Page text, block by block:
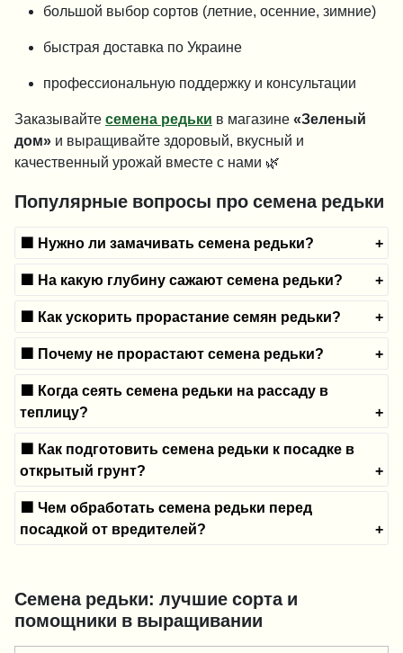
большой выбор сортов (летние, осенние, зимние)
быстрая доставка по Украине
профессиональную поддержку и консультации
Заказывайте семена редьки в магазине «Зеленый
дом» и выращивайте здоровый, вкусный и
качественный урожай вместе с нами 🌿
Популярные вопросы про семена редьки
🟪 Нужно ли замачивать семена редьки?
🟪 На какую глубину сажают семена редьки?
🟪 Как ускорить прорастание семян редьки?
🟪 Почему не прорастают семена редьки?
🟪 Когда сеять семена редьки на рассаду в
теплицу?
🟪 Как подготовить семена редьки к посадке в
открытый грунт?
🟪 Чем обработать семена редьки перед
посадкой от вредителей?
Семена редьки: лучшие сорта и
помощники в выращивании